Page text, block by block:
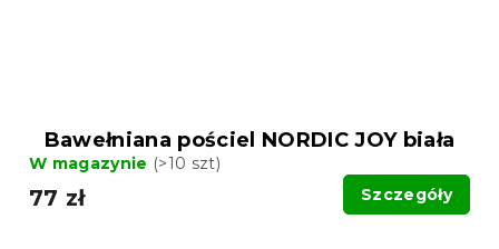
Bawełniana pościel NORDIC JOY biała
W magazynie (>10 szt)
77 zł Szczegóły